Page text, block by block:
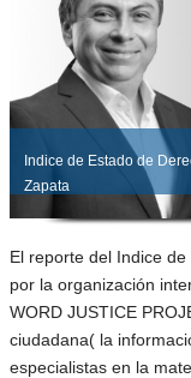
Indice de Estado de
Zapata
El reporte del Indice
por la organización
WORD JUSTICE
ciudadana( la
especialistas en la